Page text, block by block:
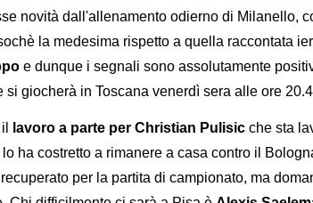
novità dall'allenamento odierno di Milanello,
la medesima rispetto a quella raccontata
e dunque i segnali sono assolutamente
si giocherà in Toscana venerdì sera alle ore
lavoro a parte per Christian Pulisic che sta
ha costretto a rimanere a casa contro il
per la partita di campionato, ma